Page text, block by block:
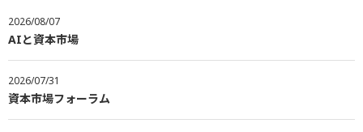
2026/08/07
AIと資本市場
2026/07/31
資本市場フォーラム